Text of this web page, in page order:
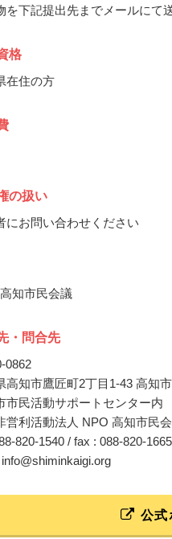
を下記提出先までメールにて
格
在住の方
の扱い
にお問い合わせください
知市民会議
・問合先
0862
高知市鷹匠町2丁目1-43 高知
市民活動サポートセンター内
営利活動法人 NPO 高知市民
820-1540 / fax : 088-820-1665
公式